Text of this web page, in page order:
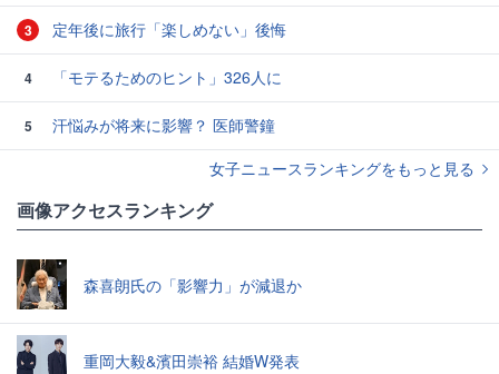
3 定年後に旅行「楽しめない」後悔
4 「モテるためのヒント」326人に
5
汗悩みが将来に影響？ 医師警鐘
女子ニュースランキングをもっと見る
画像アクセスランキング
森喜朗氏の「影響力」が減退か
重岡大毅&濱田崇裕 結婚W発表